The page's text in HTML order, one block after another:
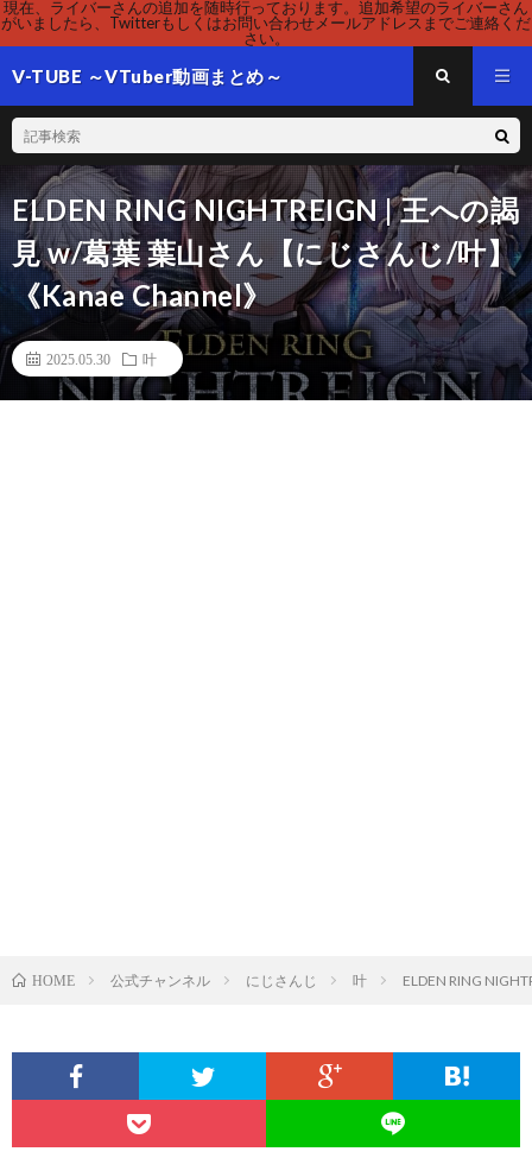
現在、ライバーさんの追加を随時行っております。追加希望のライバーさん
がいましたら、Twitterもしくはお問い合わせメールアドレスまでご連絡くだ
さい。
V-TUBE ～VTuber動画まとめ～
ELDEN RING NIGHTREIGN | 王への謁
見 w/葛葉 葉山さん【にじさんじ/叶】
《Kanae Channel》
2025.05.30 叶
HOME 公式チャンネル にじさんじ 叶 ELDEN RING